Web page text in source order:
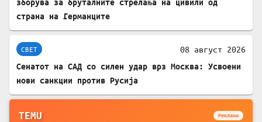
зборува за бруталните стрелања на цивили од
страна на Германците
СВЕТ 08 август 2026
Сенатот на САД со силен удар врз Москва: Усвоени
нови санкции против Русија
TEMU Реклама